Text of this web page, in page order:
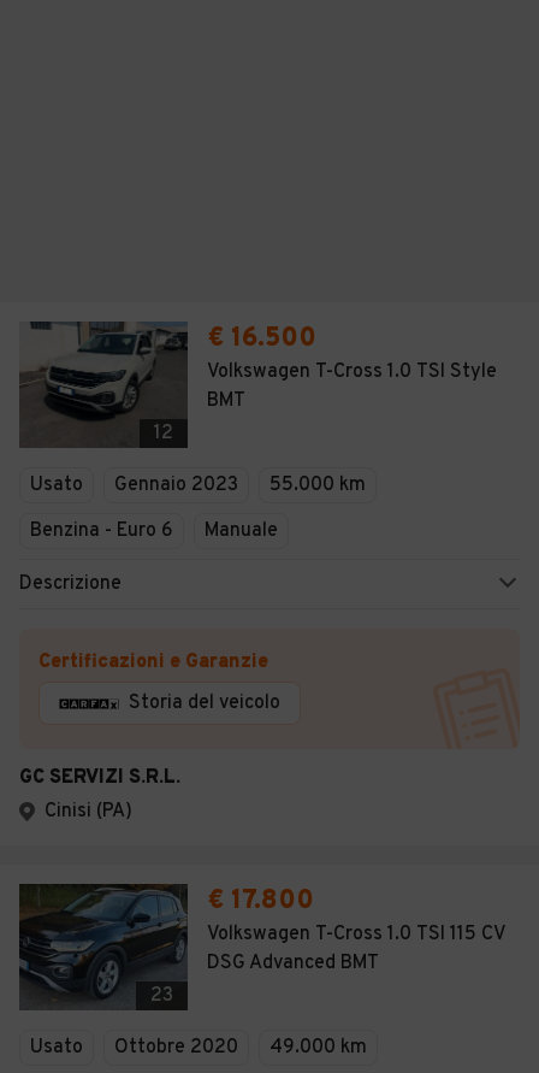
12
€ 16.500
Volkswagen T-Cross 1.0 TSI Style
BMT
Usato Gennaio 2023
55.000 km
Benzina - Euro 6
Manuale
Descrizione
Certificazioni e Garanzie
Storia del veicolo
GC SERVIZI S.R.L.
Cinisi (PA)
23
€ 17.800
Volkswagen T-Cross 1.0 TSI 115 CV
DSG Advanced BMT
Usato Ottobre 2020 49.000 km